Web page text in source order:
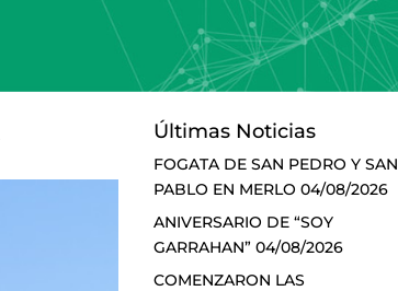
Últimas Noticias
FOGATA DE SAN PEDRO Y SAN
PABLO EN MERLO 04/08/2026
ANIVERSARIO DE “SOY
GARRAHAN” 04/08/2026
COMENZARON LAS